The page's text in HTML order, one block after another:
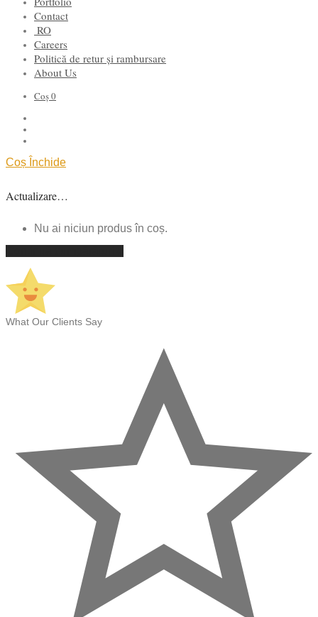
Contact
RO
Careers
Politică de retur și rambursare
About Us
Coș0
Coș Închide
Actualizare…
Nu ai niciun produs în coș.
What Our Clients Say